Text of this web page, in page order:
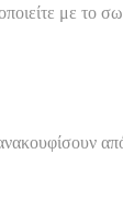
με το